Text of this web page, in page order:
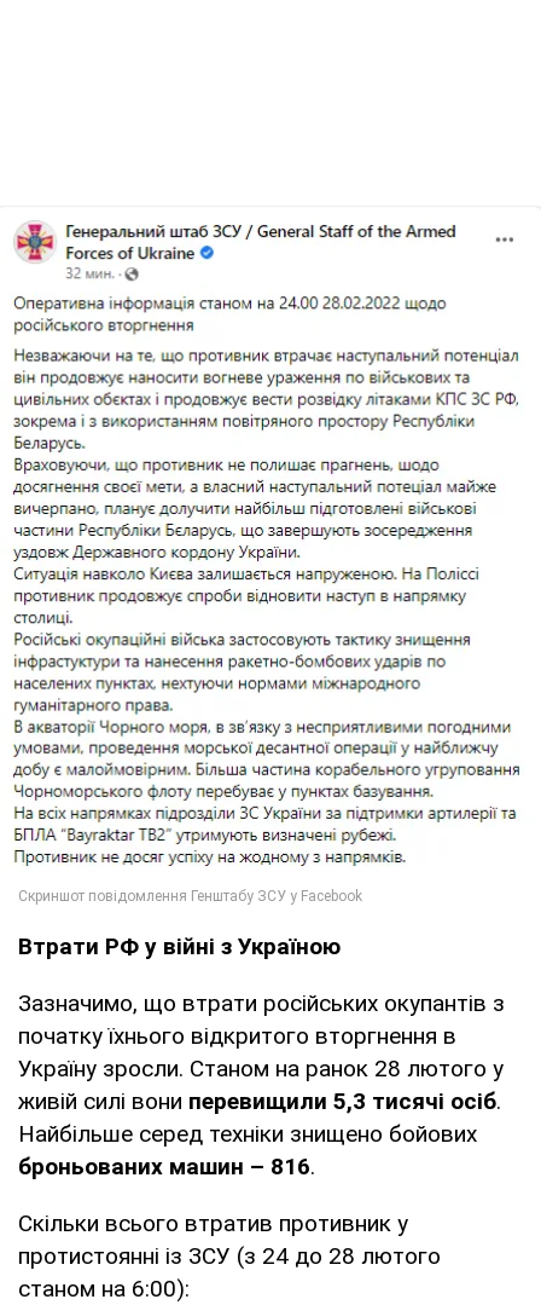
Втрати РФ у війні з Україною
Зазначимо, що втрати російських окупантів з
початку їхнього відкритого вторгнення в
Україну зросли. Станом на ранок 28 лютого у
живій силі вони перевищили 5,3 тисячі осіб.
Найбільше серед техніки знищено бойових
броньованих машин – 816.
Скільки всього втратив противник у
протистоянні із ЗСУ (з 24 до 28 лютого
станом на 6:00):